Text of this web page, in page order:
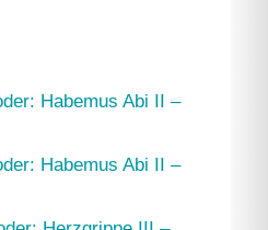
Habemus Abi II –
Habemus Abi II –